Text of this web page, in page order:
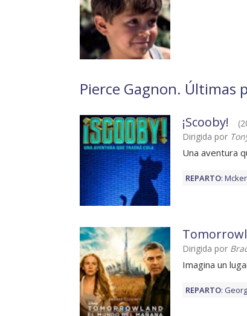
Pierce Gagnon. Últimas
¡Scooby!
Dirigida por
Una aventura
REPARTO:
Dirigida por
Imagina un
REPARTO: